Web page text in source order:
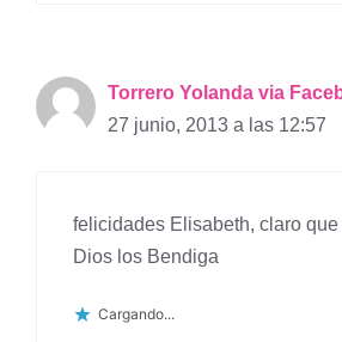
Torrero Yolanda via
27 junio, 2013 a las 12:57
felicidades Elisabeth, claro
Dios los Bendiga
Cargando...